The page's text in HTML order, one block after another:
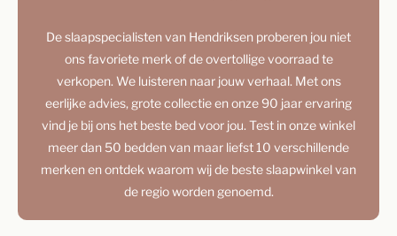
De slaapspecialisten van Hendriksen proberen jou niet
ons favoriete merk of de overtollige voorraad te
verkopen. We luisteren naar jouw verhaal. Met ons
eerlijke advies, grote collectie en onze 90 jaar ervaring
vind je bij ons het beste bed voor jou. Test in onze winkel
meer dan 50 bedden van maar liefst 10 verschillende
merken en ontdek waarom wij de beste slaapwinkel van
de regio worden genoemd.